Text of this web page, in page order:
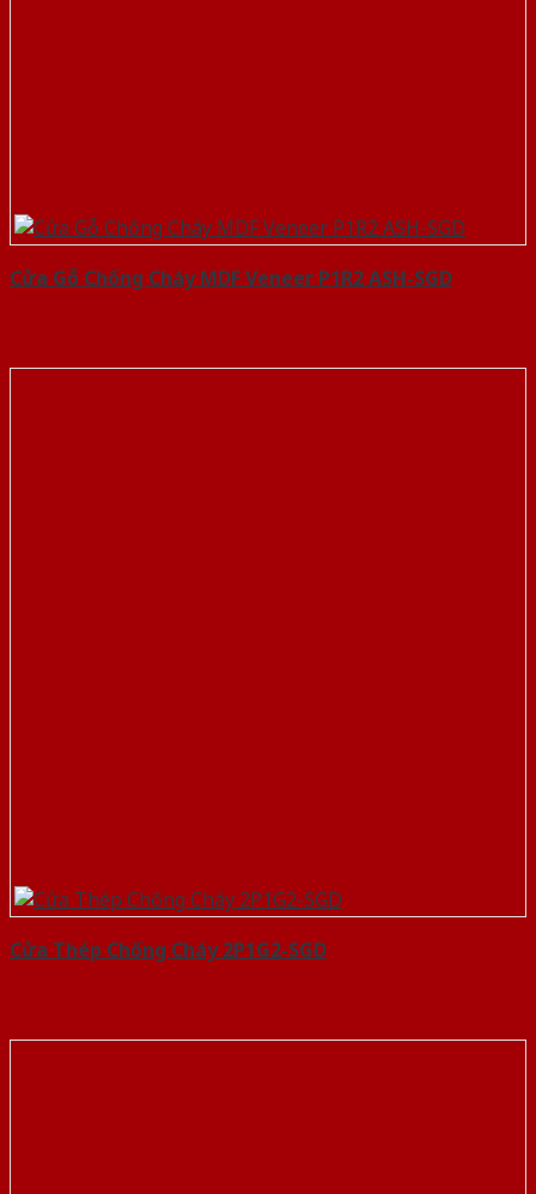
Cửa Gỗ Chống Cháy MDF Veneer P1R2 ASH-SGD
Cửa Thép Chống Cháy 2P1G2-SGD